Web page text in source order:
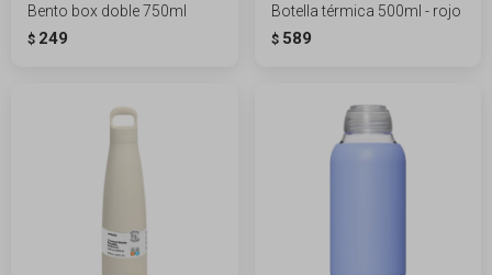
Bento box doble 750ml
$ 249
Botella térmica 500ml - rojo
$ 589